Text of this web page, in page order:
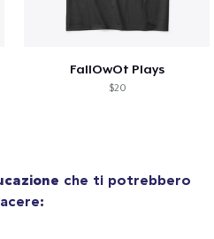
FallOwOt Plays
$20
che ti potrebbero